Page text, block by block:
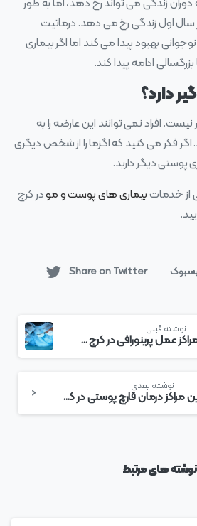
زندگی می‌ تواند رخ دهد، اما به طور
اول زندگی رخ می‌ دهد. درماتیت
بهبود پیدا می‌ کند اما اگر بیماری
ادامه پیدا کند.
دارد؟
افراد نمی توانند این عارضه را به
فکر می کنید که اگزما را از شخص دیگری
پوستی دیگر دارید.
از خدماتبیماری های پوست و مودر کرج
Share on Twitter
نوشته قبلی
لیست بهترین مراکز عمل پرینورافی در کرج + هزینه عمل پرینورافی
نوشته بعدی
لیست بهترین مراکز درمان قارچ پوستی در کرج + هزینه درمان قارچ پوستی
نوشته های مرتبط